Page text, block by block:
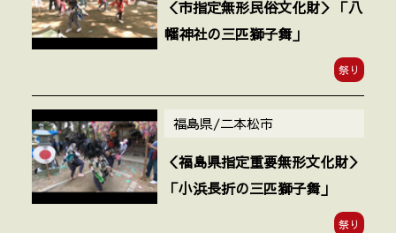
＜市指定無形民俗文化財＞「八
幡神社の三匹獅子舞」
祭り
福島県/二本松市
＜福島県指定重要無形文化財＞
「小浜長折の三匹獅子舞」
祭り